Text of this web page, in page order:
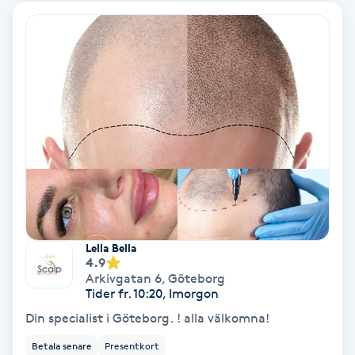
Megavolymfransar
Mesoterapi
MicroPen
Microshading
Mixfransar
Nagelförlängning
Lella Bella
4.9
Arkivgatan 6, Göteborg
Tider fr. 10:20, Imorgon
Din specialist i Göteborg. ! alla välkomna!
Betala senare Presentkort